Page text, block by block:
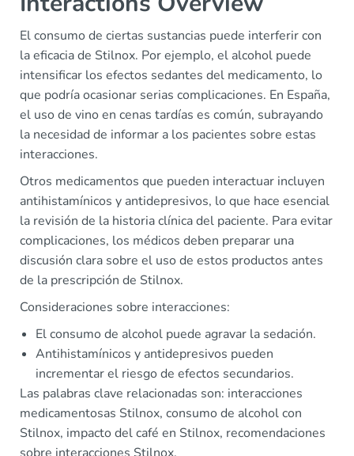
El consumo de ciertas sustancias puede interferir con
la eficacia de Stilnox. Por ejemplo, el alcohol puede
intensificar los efectos sedantes del medicamento, lo
que podría ocasionar serias complicaciones. En España,
el uso de vino en cenas tardías es común, subrayando
la necesidad de informar a los pacientes sobre estas
interacciones.
Otros medicamentos que pueden interactuar incluyen
antihistamínicos y antidepresivos, lo que hace esencial
la revisión de la historia clínica del paciente. Para evitar
complicaciones, los médicos deben preparar una
discusión clara sobre el uso de estos productos antes
de la prescripción de Stilnox.
Consideraciones sobre interacciones:
El consumo de alcohol puede agravar la sedación.
Antihistamínicos y antidepresivos pueden
incrementar el riesgo de efectos secundarios.
Las palabras clave relacionadas son: interacciones
medicamentosas Stilnox, consumo de alcohol con
Stilnox, impacto del café en Stilnox, recomendaciones